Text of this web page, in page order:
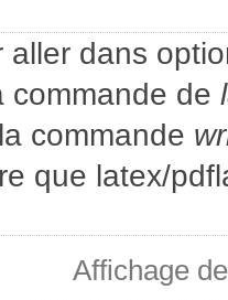
aller dans
commande de
commande
que latex/
Affichage